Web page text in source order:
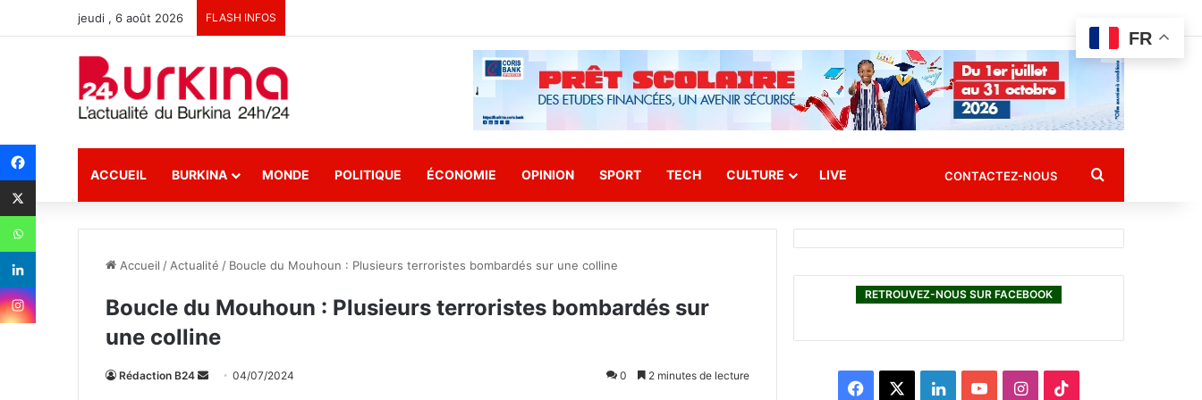
jeudi , 6 août 2026 FLASH INFOS
ACCUEIL BURKINA MONDE POLITIQUE ÉCONOMIE OPINION SPORT TECH CULTURE LIVE CONTACTEZ-NOUS Rechercher
Accueil / Actualité / Boucle du Mouhoun : Plusieurs terroristes bombardés sur une colline
Boucle du Mouhoun : Plusieurs terroristes bombardés sur
une colline
Rédaction B24 04/07/2024 0 2 minutes de lecture
RETROUVEZ-NOUS SUR FACEBOOK
L
I
FR